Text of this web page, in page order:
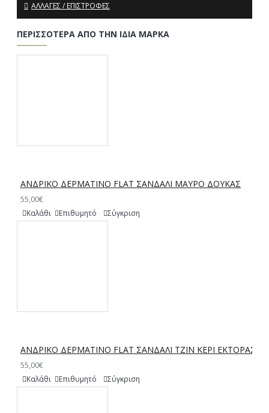
ΑΛΛΑΓΈΣ / ΕΠΙΣΤΡΟΦΈΣ
ΠΕΡΙΣΣΌΤΕΡΑ ΑΠΌ ΤΗΝ ΊΔΙΑ ΜΆΡΚΑ
ΑΝΔΡΙΚΟ ΔΕΡΜΑΤΙΝΟ FLAT ΣΑΝΔΑΛΙ ΜΑΥΡΟ ΔΟΥΚΑΣ
55,00€
Καλάθι Επιθυμητό Σύγκριση
ΑΝΔΡΙΚΟ ΔΕΡΜΑΤΙΝΟ FLAT ΣΑΝΔΑΛΙ ΤΖΙΝ ΚΕΡΙ ΕΚΤΟΡΑΣ
55,00€
Καλάθι Επιθυμητό Σύγκριση